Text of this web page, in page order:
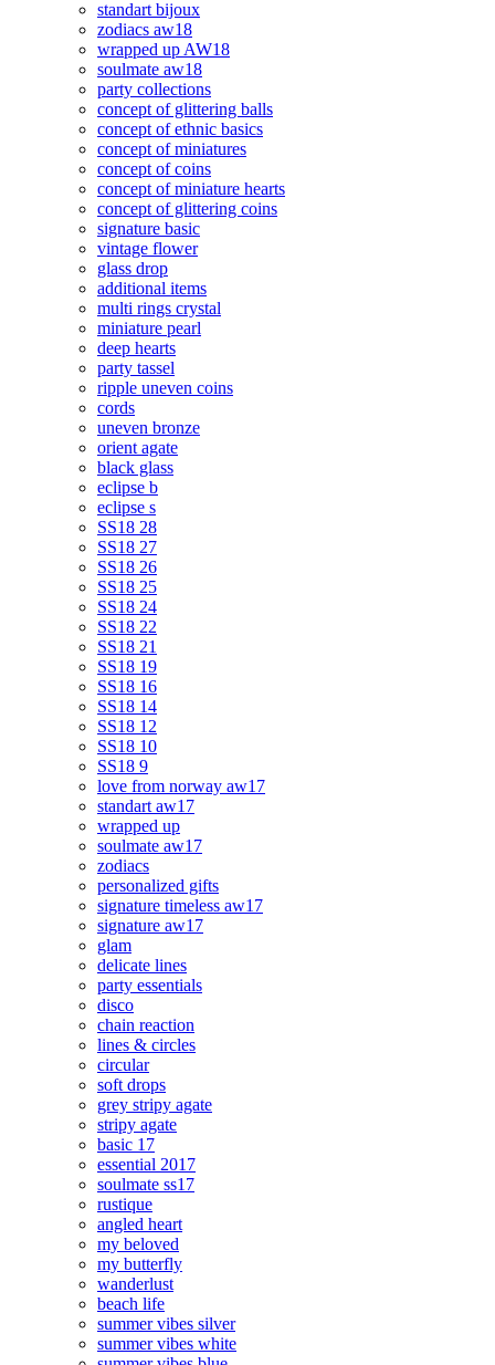
standart bijoux
zodiacs aw18
wrapped up AW18
soulmate aw18
party collections
concept of glittering balls
concept of ethnic basics
concept of miniatures
concept of coins
concept of miniature hearts
concept of glittering coins
signature basic
vintage flower
glass drop
additional items
multi rings crystal
miniature pearl
deep hearts
party tassel
ripple uneven coins
cords
uneven bronze
orient agate
black glass
eclipse b
eclipse s
SS18 28
SS18 27
SS18 26
SS18 25
SS18 24
SS18 22
SS18 21
SS18 19
SS18 16
SS18 14
SS18 12
SS18 10
SS18 9
love from norway aw17
standart aw17
wrapped up
soulmate aw17
zodiacs
personalized gifts
signature timeless aw17
signature aw17
glam
delicate lines
party essentials
disco
chain reaction
lines & circles
circular
soft drops
grey stripy agate
stripy agate
basic 17
essential 2017
soulmate ss17
rustique
angled heart
my beloved
my butterfly
wanderlust
beach life
summer vibes silver
summer vibes white